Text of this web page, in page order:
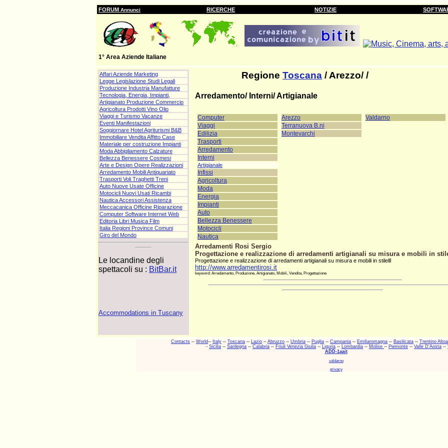
FORUM Annunci RICERCHE NOTIZIE
1° Area Aziende Italiane
Affari Aziende Marketing
Legge Legislazione Studi Legali
Produzione Industria Manufatture
Tecnologia, Energia, Impianti,
Artigianato Produzione Commercio
Agricoltura Prodotti Vino Olio
Viaggi e Turismo Vacanze
Eventi Manifestazioni
Soggiornare Hotel Agriturismi B&B
Immobiliare Vendita Affitto Case
Materiale per costruzione Impianti
Moda Abbigliamento Calzature
Bellezza Benessere Cosmesi
Arte e Design Opere Realizzazioni
Arredamento Mobili Antiquariato
Trasporti Voli Traghetti Treni
Auto Nuove Usate Officine
Motocicli Nuovi Usati Ricambi
Nautica Accessori Assistenza
Meccacanica Officine Riparazione
Computer Software Internet Web
Editoria Libri Musica Film
Italia Regioni Province Comuni
Giro del Mondo
Le locandine degli
spettacoli su : BitBar.it
Accommodations in Tuscany
Regione Toscana / Arezzo/ /
Arredamento/ Interni/ Artigianale
Computer
Viaggi
Edilizia
Trasporti
Arredamento
Interni
Artigianale
Infissi
Agricoltura
Moda
Energia
Impianti
Auto
Bellezza Benessere
Motocicli
Nautica
Arezzo
Terranuova B.ni
Montevarchi
Valdarno
Arredamenti Rosi Sergio
Progettazione e realizzazione di arredamenti artigianali su misura e mobili in
Progettazione e realizzazione di arredamenti artigianali su misura e mobili in stilelll
http://www.arredamentirosi.it
keyword: Arredamento, Produzione, Artigianato, Mobili, Vendita, Progettazione
Contacts -- World-- Italy -- Toscana -- Lazio -- Abruzzo -- Umbria -- Puglia -- Campania -- Emiliaromagna -- Basilicata -- Trentino
- Sicilia -- Sardegna -- Calabria -- Friuli Venezia Giulia -- Liguria -- Lombardia -- Molise -- Piemonte -- Valle D'Aosta --
ADD-1aait
valdarno
privacy